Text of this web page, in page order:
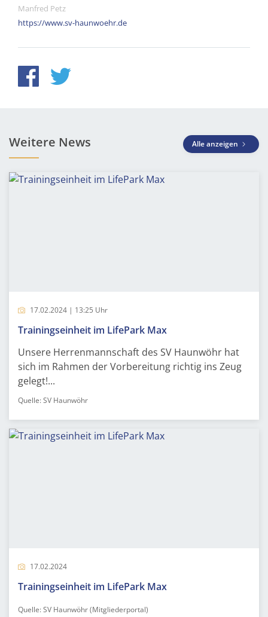
Manfred Petz
https://www.sv-haunwoehr.de
Weitere News Alle anzeigen
17.02.2024 | 13:25 Uhr
Trainingseinheit im LifePark Max
Unsere Herrenmannschaft des SV Haunwöhr hat
sich im Rahmen der Vorbereitung richtig ins Zeug
gelegt!...
Quelle: SV Haunwöhr
17.02.2024
Trainingseinheit im LifePark Max
Quelle: SV Haunwöhr (Mitgliederportal)